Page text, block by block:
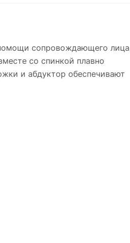
сопровождающего
со спинкой плавно
и абдуктор обеспечивают